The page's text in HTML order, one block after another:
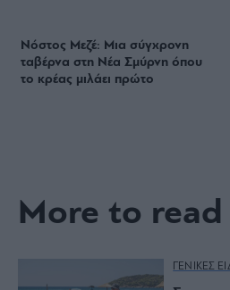
Νόστος Μεζέ: Μια σύγχρονη
ταβέρνα στη Νέα Σμύρνη όπου
το κρέας μιλάει πρώτο
More to read
ΓΕΝΙΚΕΣ